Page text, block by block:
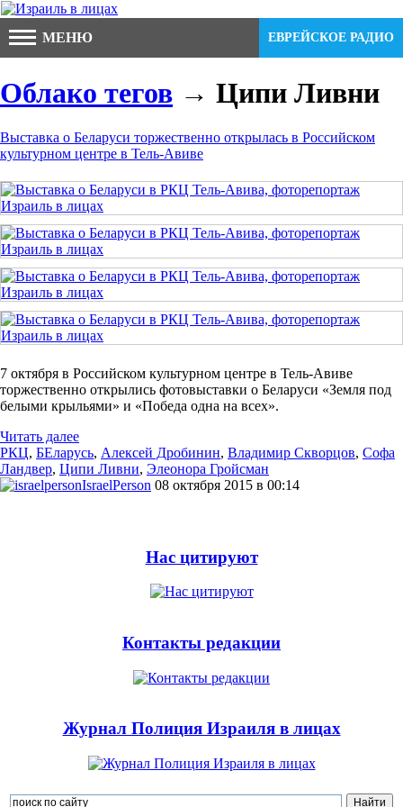
МЕНЮ ЕВРЕЙСКОЕ РАДИО
Облако тегов → Ципи Ливни
Выставка о Беларуси торжественно открылась в Российском
культурном центре в Тель-Авиве
7 октября в Российском культурном центре в Тель-Авиве
торжественно открылись фотовыставки о Беларуси «Земля под
белыми крыльями» и «Победа одна на всех».
Читать далее
РКЦ, БЕларусь, Алексей Дробинин, Владимир Скворцов, Софа
Ландвер, Ципи Ливни, Элеонора Гройсман
IsraelPerson 08 октября 2015 в 00:14
Нас цитируют
Контакты редакции
Журнал Полиция Израиля в лицах